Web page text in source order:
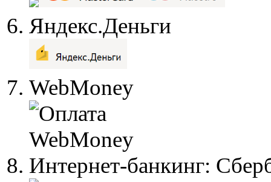
Яндекс.Деньги
WebMoney
Интернет-банкинг: